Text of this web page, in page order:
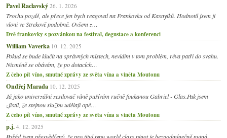
► ledna(24)
►2007(108)
Pavel Raclavský 26. 1. 2026
Trochu pozdě, ale přece jen bych reagoval na Frankovku od Kasnyiků. Hodnotil jsem ji
vloni ve Strekově podobně. Ovšem z…
Dvě frankovky s pozvánkou na festival, degustace a konferenci
William Vaverka 10. 12. 2025
Pokud se bude klučit na správných místech, nevidím v tom problém, réva patří do svahu.
Nicméně se obávám, že po dotacích…
Z čeho pít víno, smutné zprávy ze světa vína a viněta Moutonu
Ondřej Marada 10. 12. 2025
Já jako univerzální zesilovač vůně pužívám ručně foukanou Gabriel - Glas.Pak jsem
zjistil, že stejnou službu udělají opě…
Z čeho pít víno, smutné zprávy ze světa vína a viněta Moutonu
p.j. 4. 12. 2025